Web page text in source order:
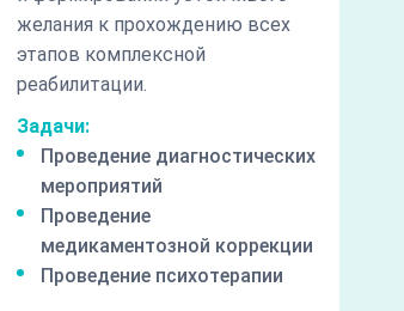
желания к прохождению всех
этапов комплексной
реабилитации.
Задачи:
Проведение диагностических
мероприятий
Проведение
медикаментозной коррекции
Проведение психотерапии